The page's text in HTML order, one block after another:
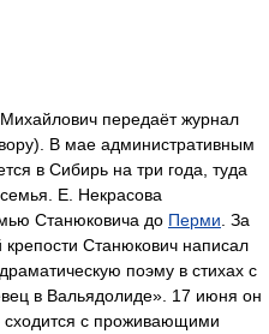
передаёт журнал
В мае административным
в Сибирь на три года, туда
Е. Некрасова
Станюковича до Перми. За
крепости Станюкович написал
поэму в стихах с
в Вальядолиде». 17 июня он
сходится с проживающими